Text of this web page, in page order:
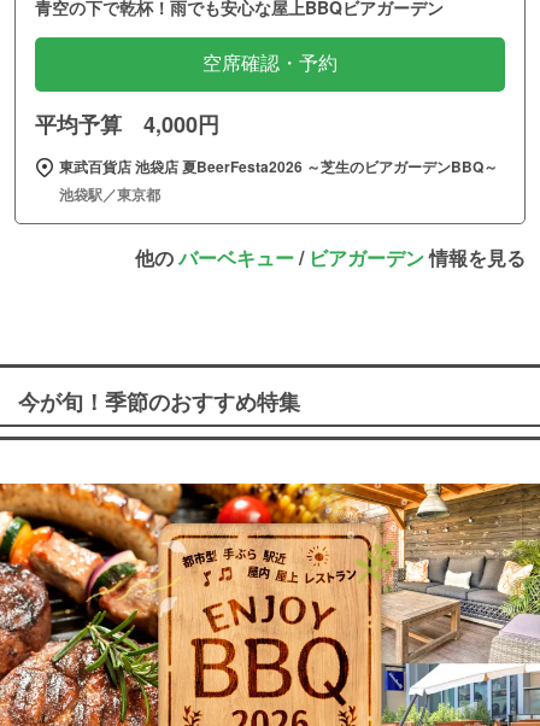
青空の下で乾杯！雨でも安心な屋上BBQビアガーデン
空席確認・予約
平均予算 4,000円
東武百貨店 池袋店 夏BeerFesta2026 ～芝生のビアガーデンBBQ～
池袋駅／東京都
他のバーベキュー/ ビアガーデン情報を見る
今が旬！季節のおすすめ特集